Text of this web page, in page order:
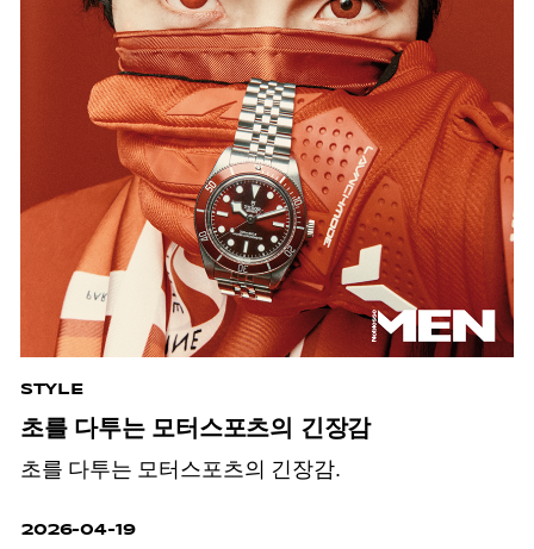
STYLE
초를 다투는 모터스포츠의 긴장감
초를 다투는 모터스포츠의 긴장감.
2026-04-19